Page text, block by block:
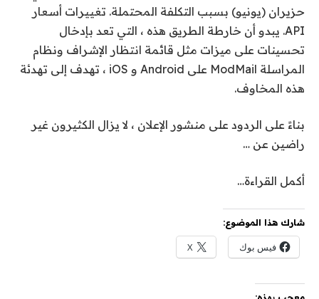
حزيران (يونيو) بسبب التكلفة المحتملة. تغييرات أسعار
API. يبدو أن خارطة الطريق هذه ، التي تعد بإدخال
تحسينات على ميزات مثل قائمة انتظار الإشراف ونظام
المراسلة ModMail على Android و iOS ، تهدف إلى تهدئة
هذه المخاوف.
بناءً على الردود على منشور الإعلان ، لا يزال الكثيرون غير
راضين عن …
أكمل القراءة…
شارك هذا الموضوع:
فيس بوك X